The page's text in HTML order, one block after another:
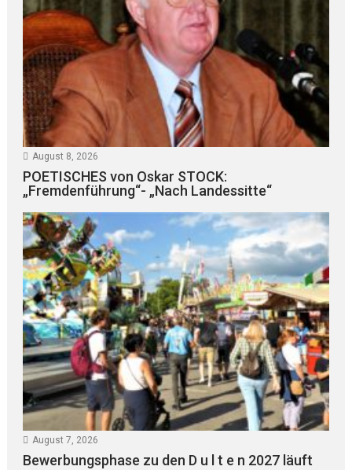
August 8, 2026
POETISCHES von Oskar STOCK:
„Fremdenführung“- „Nach Landessitte“
August 7, 2026
Bewerbungsphase zu den D u l t e n 2027 läuft